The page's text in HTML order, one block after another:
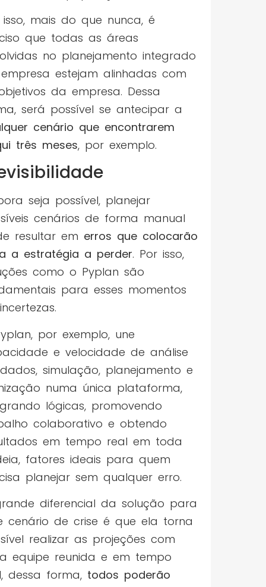
isso, mais do que nunca, é
que todas as áreas
no planejamento integrado
estejam alinhadas com
da empresa. Dessa
será possível se antecipar a
cenário que encontrarem
três meses, por exemplo.
seja possível, planejar
cenários de forma manual
resultar em erros que colocarão
a estratégia a perder. Por isso,
como o Pyplan são
para esses momentos
por exemplo, une
e velocidade de análise
simulação, planejamento e
numa única plataforma,
lógicas, promovendo
colaborativo e obtendo
em tempo real em toda
fatores ideais para quem
planejar sem qualquer erro.
diferencial da solução para
cenário de crise é que ela torna
realizar as projeções com
equipe reunida e em tempo
dessa forma, todos poderão